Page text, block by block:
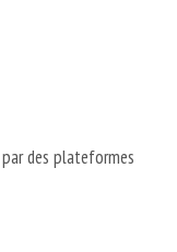
des plateformes